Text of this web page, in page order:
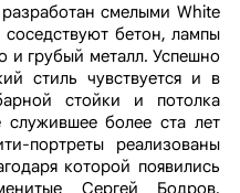
смелыми White
бетон, лампы
и грубый металл. Успешно
стиль чувствуется и в
стойки и потолка
служившее более ста лет
портреты реализованы
которой появились
Сергей Бодров,